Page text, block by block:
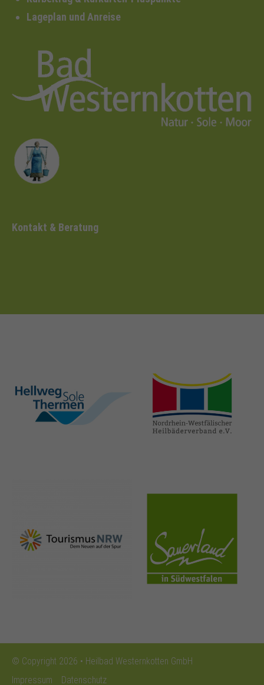
Lageplan und Anreise
Kontakt & Beratung
hellweg-sole-
thermen.de
heilbaeder.de
nrw-
tourismus.de
sauerland.co
m
© Copyright 2026 • Heilbad Westernkotten GmbH
Impressum
Datenschutz